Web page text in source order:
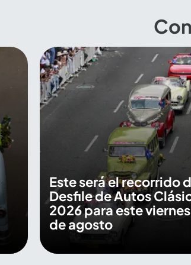
Este será el recorrido
Desfile de Autos
2026 para este
de agosto